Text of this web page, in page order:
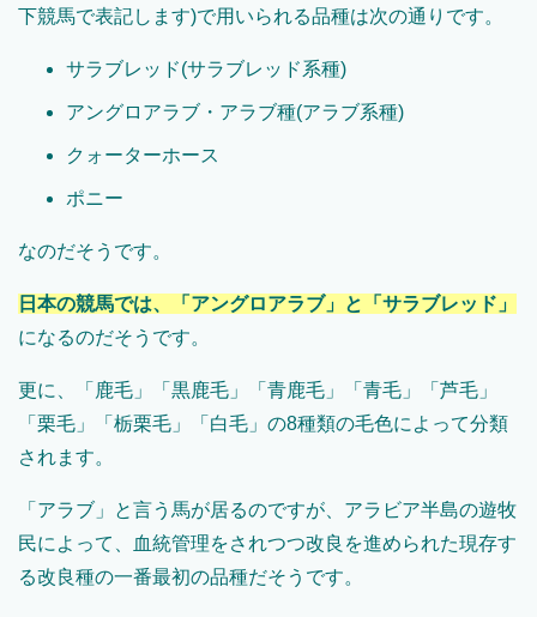
下競馬で表記します)で用いられる品種は次の通りです。
サラブレッド(サラブレッド系種)
アングロアラブ・アラブ種(アラブ系種)
クォーターホース
ポニー
なのだそうです。
日本の競馬では、「アングロアラブ」と「サラブレッド」
になるのだそうです。
更に、「鹿毛」「黒鹿毛」「青鹿毛」「青毛」「芦毛」
「栗毛」「栃栗毛」「白毛」の8種類の毛色によって分類
されます。
「アラブ」と言う馬が居るのですが、アラビア半島の遊牧
民によって、血統管理をされつつ改良を進められた現存す
る改良種の一番最初の品種だそうです。